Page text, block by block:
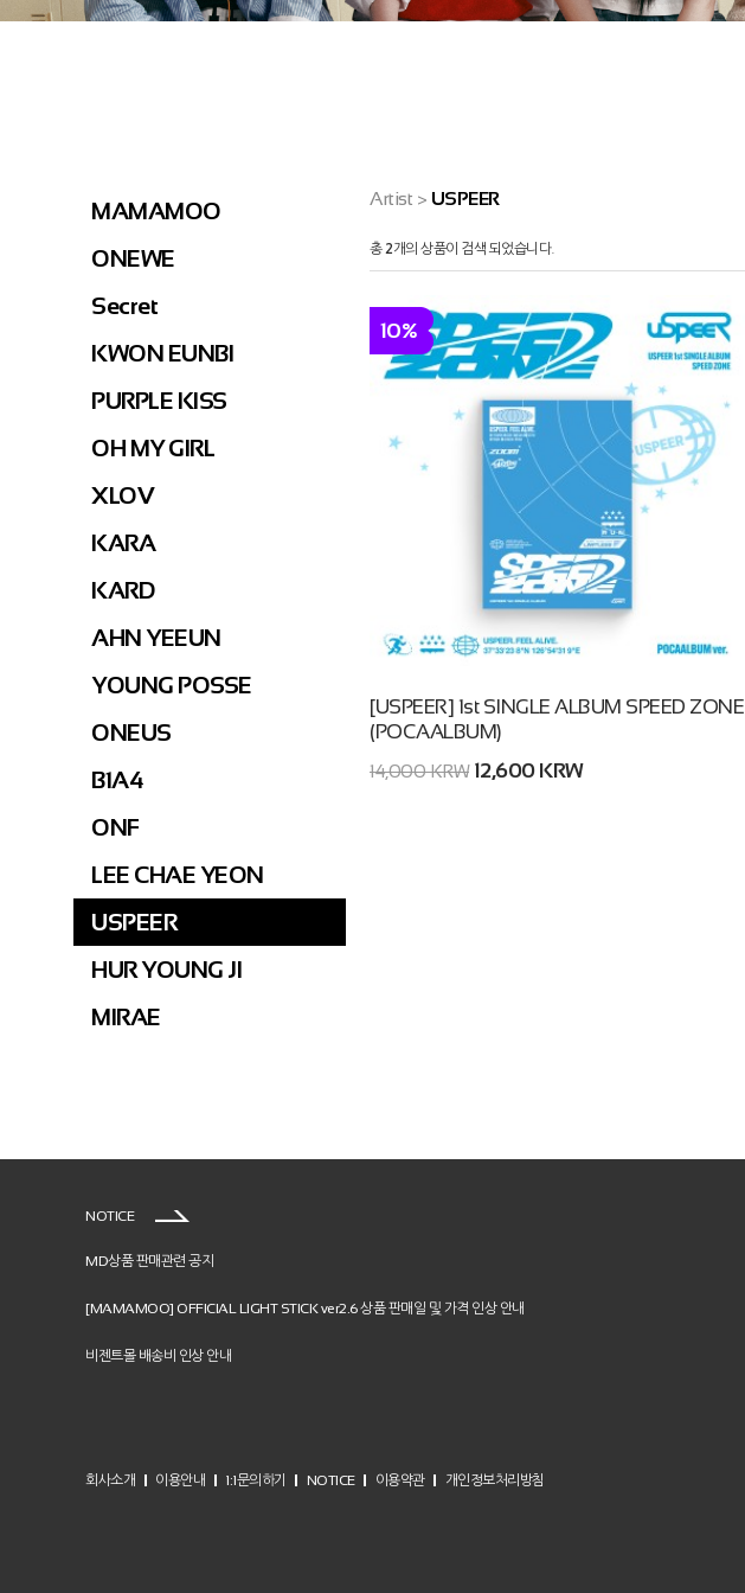
MAMAMOO
ONEWE
Secret
KWON EUNBI
PURPLE KISS
OH MY GIRL
XLOV
KARA
KARD
AHN YEEUN
YOUNG POSSE
ONEUS
B1A4
ONF
LEE CHAE YEON
USPEER
HUR YOUNG JI
MIRAE
Artist > USPEER
총 2개의 상품이 검색 되었습니다.
10%
[USPEER] 1st SINGLE ALBUM SPEED ZONE
(POCAALBUM)
14,000 KRW12,600 KRW
NOTICE
MD상품 판매관련 공지
[MAMAMOO] OFFICIAL LIGHT STICK ver2.6 상품 판매일 및 가격 인상 안내
비젠트몰 배송비 인상 안내
회사소개 이용안내 1:1문의하기 NOTICE 이용약관 개인정보처리방침